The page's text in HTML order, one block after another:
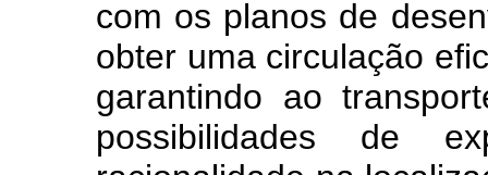
com os planos de
obter uma circulação
garantindo ao
possibilidades de